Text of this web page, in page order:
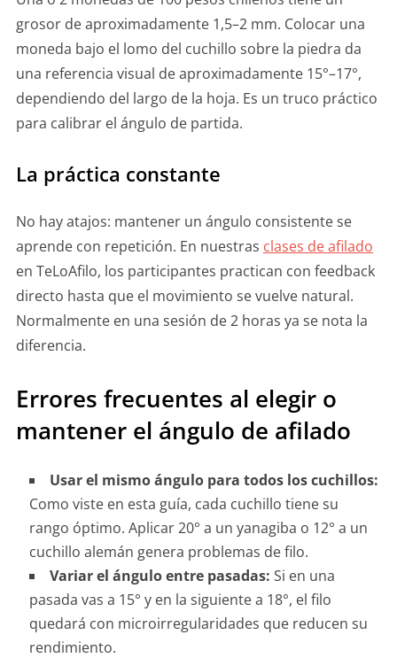
grosor de aproximadamente 1,5–2 mm. Colocar una
moneda bajo el lomo del cuchillo sobre la piedra da
una referencia visual de aproximadamente 15°–17°,
dependiendo del largo de la hoja. Es un truco práctico
para calibrar el ángulo de partida.
La práctica constante
No hay atajos: mantener un ángulo consistente se
aprende con repetición. En nuestras clases de afilado
en TeLoAfilo, los participantes practican con feedback
directo hasta que el movimiento se vuelve natural.
Normalmente en una sesión de 2 horas ya se nota la
diferencia.
Errores frecuentes al elegir o
mantener el ángulo de afilado
Usar el mismo ángulo para todos los cuchillos:
Como viste en esta guía, cada cuchillo tiene su
rango óptimo. Aplicar 20° a un yanagiba o 12° a un
cuchillo alemán genera problemas de filo.
Variar el ángulo entre pasadas: Si en una
pasada vas a 15° y en la siguiente a 18°, el filo
quedará con microirregularidades que reducen su
rendimiento.